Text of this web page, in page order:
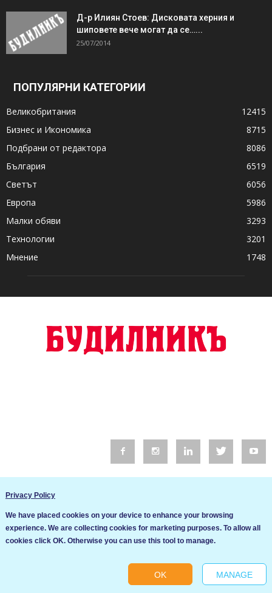
Д-р Илиян Стоев: Дисковата херния и
шиповете вече могат да се…...
25/07/2014
ПОПУЛЯРНИ КАТЕГОРИИ
Великобритания
12415
Бизнес и Икономика
8715
Подбрани от редактора
8086
България
6519
Светът
6056
Европа
5986
Малки обяви
3293
Технологии
3201
Мнение
1748
Общи условия
Cookie settings
Privacy Policy
We have placed cookies on your device to enhance your browsing
experience. We are collecting cookies for marketing purposes. To allow all
cookies click OK. Otherwise you can use this tool to manage.
OK MANAGE
Ние използваме бисквитки за да подобрим услугите си. Ако
продължите да посещавате този сайт, ние приемаме, че се